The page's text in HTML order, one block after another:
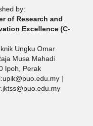
by:
of Research and
Excellence (C-
Ungku Omar
Musa Mahadi
Ipoh, Perak
|